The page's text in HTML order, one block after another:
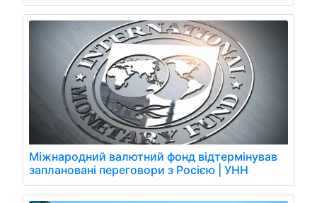
Міжнародний валютний фонд відтермінував
заплановані переговори з Росією | УНН